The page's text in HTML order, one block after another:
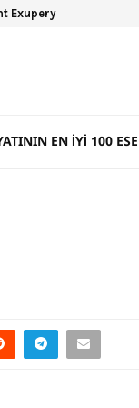
Exupery
EN İYI 100